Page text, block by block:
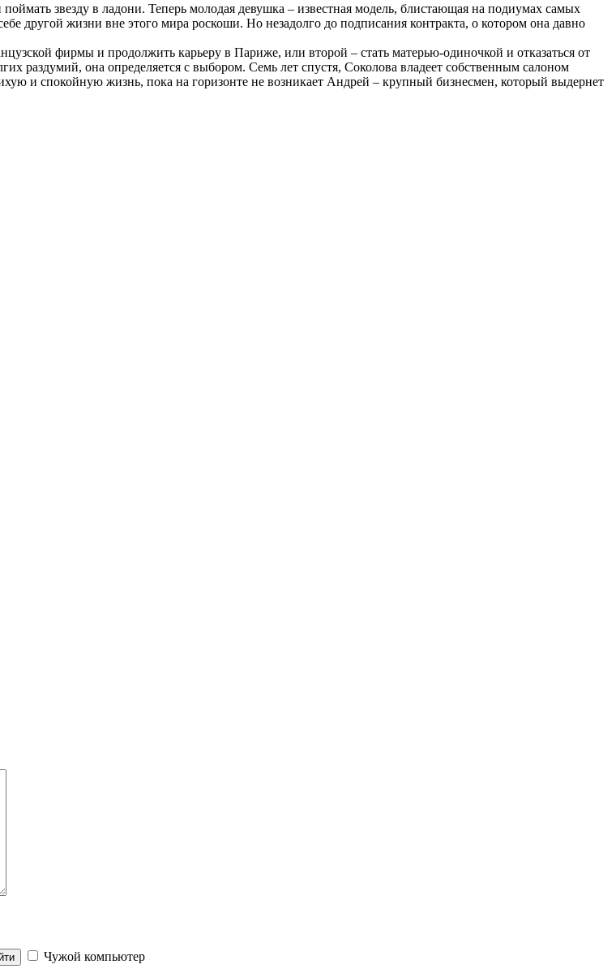
звезду в ладони. Теперь молодая девушка – известная модель, блистающая на подиумах самых
другой жизни вне этого мира роскоши. Но незадолго до подписания контракта, о котором она давно
фирмы и продолжить карьеру в Париже, или второй – стать матерью-одиночкой и отказаться от
раздумий, она определяется с выбором. Семь лет спустя, Соколова владеет собственным салоном
и спокойную жизнь, пока на горизонте не возникает Андрей – крупный бизнесмен, который выдернет
Чужой компьютер